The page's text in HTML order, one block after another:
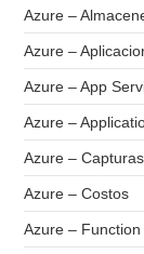
Azure –
Azure –
Azure – App
Azure –
Azure – Capturas
Azure – Costos
Azure –